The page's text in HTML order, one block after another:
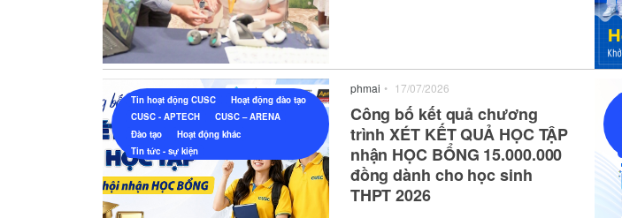
Tin hoạt động CUSC
Hoạt động đào tạo
CUSC - APTECH
CUSC – ARENA
Đào tạo
Hoạt động khác
Tin tức - sự kiện
phmai • 17/07/2026
Công bố kết quả chương
trình XÉT KẾT QUẢ HỌC TẬP
nhận HỌC BỔNG 15.000.000
đồng dành cho học sinh
THPT 2026